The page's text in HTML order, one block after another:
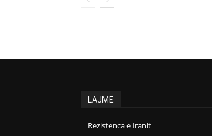
LAJME
Rezistenca e Iranit